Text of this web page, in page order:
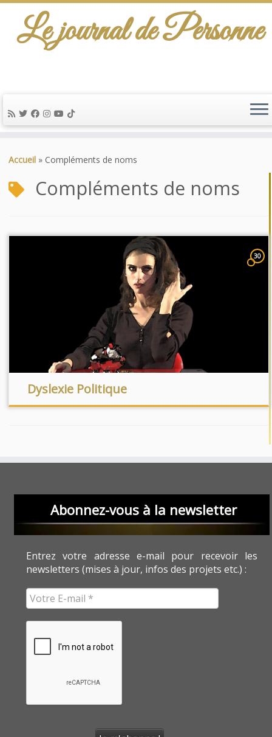
au
Le journal de Personne
Accueil » Compléments de noms
Compléments de noms
30
Dyslexie Politique
Abonnez-vous à la newsletter
Entrez votre adresse e-mail pour recevoir les
newsletters (mises à jour, infos des projets etc.) :